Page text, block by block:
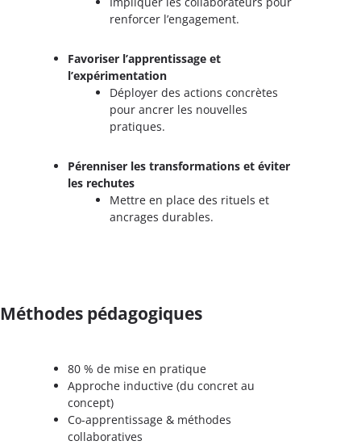
renforcer l’engagement.
Favoriser l’apprentissage et
l’expérimentation
Déployer des actions concrètes
pour ancrer les nouvelles
pratiques.
Pérenniser les transformations et éviter
les rechutes
Mettre en place des rituels et
ancrages durables.
Méthodes pédagogiques
80 % de mise en pratique
Approche inductive (du concret au
concept)
Co-apprentissage & méthodes
collaboratives